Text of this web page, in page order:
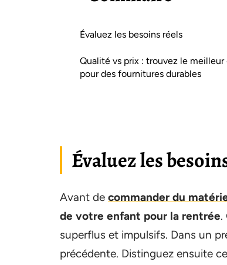
Évaluez les besoins réels
Qualité vs prix : trouvez le
pour des fournitures durables
Évaluez les
Avant de commander du
de votre enfant pour la rentrée.
superflus et impulsifs. Dans un
précédente. Distinguez ensuite